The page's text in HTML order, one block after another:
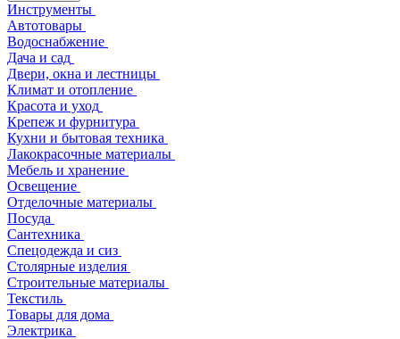
Инструменты
Автотовары
Водоснабжение
Дача и сад
Двери, окна и лестницы
Климат и отопление
Красота и уход
Крепеж и фурнитура
Кухни и бытовая техника
Лакокрасочные материалы
Мебель и хранение
Освещение
Отделочные материалы
Посуда
Сантехника
Спецодежда и сиз
Столярные изделия
Строительные материалы
Текстиль
Товары для дома
Электрика